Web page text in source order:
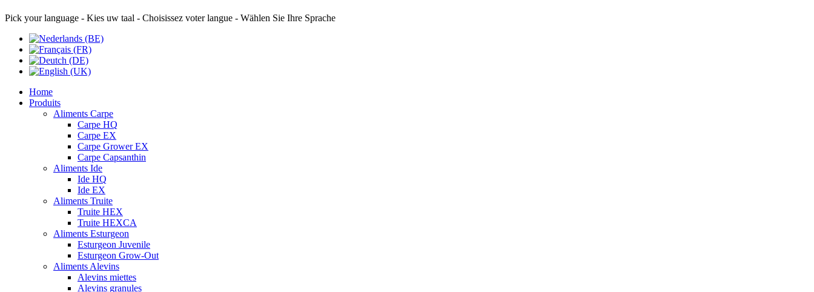
Pick your language - Kies uw taal - Choisissez voter langue - Wählen Sie Ihre Sprache
Home
Produits
Aliments Carpe
Carpe HQ
Carpe EX
Carpe Grower EX
Carpe Capsanthin
Aliments Ide
Ide HQ
Ide EX
Aliments Truite
Truite HEX
Truite HEXCA
Aliments Esturgeon
Esturgeon Juvenile
Esturgeon Grow-Out
Aliments Alevins
Alevins miettes
Alevins granules